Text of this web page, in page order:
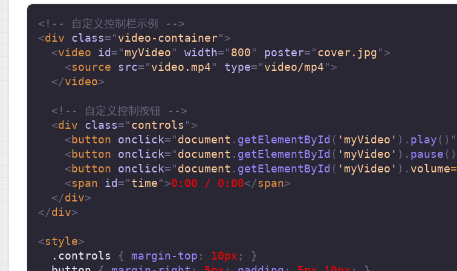
<!-- 自定义控制栏示例 -->
<div class="video-container">
<video id="myVideo" width="800" poster="cover.jpg">
<source src="video.mp4" type="video/mp4">
</video>
<!-- 自定义控制按钮 -->
<div class="controls ">
<button onclick="document . getElementById ( 'myVideo' ) . play ( ) "
<button onclick="document . getElementById ( 'myVideo' ) . pause ( )
<button onclick="document . getElementById ( 'myVideo' ) . volume=
<span id="time">0:00 / 0:00</span>
</div>
</div>
<style>
.controls
{ margin-top : 10px ;
}